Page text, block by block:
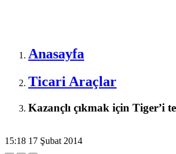
Anasayfa
Ticari Araçlar
Kazançlı çıkmak için Tiger’i
15:18 17 Şubat 2014